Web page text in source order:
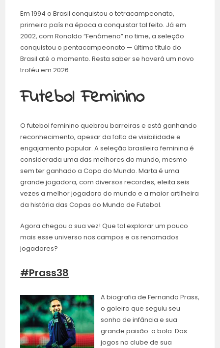
Em 1994 o Brasil conquistou o tetracampeonato,
primeiro país na época a conquistar tal feito. Já em
2002, com Ronaldo “Fenômeno” no time, a seleção
conquistou o pentacampeonato — último título do
Brasil até o momento. Resta saber se haverá um novo
troféu em 2026.
Futebol Feminino
O futebol feminino quebrou barreiras e está ganhando
reconhecimento, apesar da falta de visibilidade e
engajamento popular. A seleção brasileira feminina é
considerada uma das melhores do mundo, mesmo
sem ter ganhado a Copa do Mundo. Marta é uma
grande jogadora, com diversos recordes, eleita seis
vezes a melhor jogadora do mundo e a maior artilheira
da história das Copas do Mundo de Futebol.
Agora chegou a sua vez! Que tal explorar um pouco
mais esse universo nos campos e os renomados
jogadores?
#Prass38
A biografia de Fernando Prass,
o goleiro que seguiu seu
sonho de infância e sua
grande paixão: a bola. Dos
jogos no clube de sua